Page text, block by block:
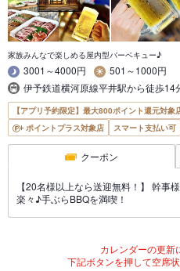
家族みんなで楽しめる屋内型バーベキュー♪
3001～4000円
501～1000円
伊予鉄道横河原線平井駅から徒歩
【アプリ予約限定】最大800ポイント還元対象
ポイントプラス対象店
スマート支払い可
クーポン
【20名様以上なら送迎無料！】 幹事
楽々♪手ぶらBBQを満喫！
カレンダーの更新
下記ボタンを押して空席